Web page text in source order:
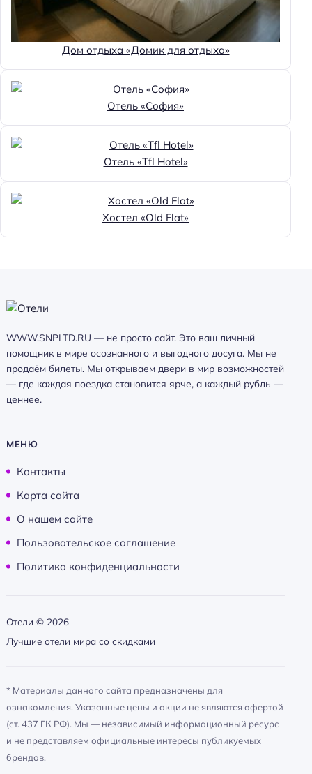
Дом отдыха «Домик для отдыха»
Отель «София»
Отель «Tfl Hotel»
Хостел «Old Flat»
WWW.SNPLTD.RU — не просто сайт. Это ваш личный
помощник в мире осознанного и выгодного досуга. Мы не
продаём билеты. Мы открываем двери в мир возможностей
— где каждая поездка становится ярче, а каждый рубль —
ценнее.
МЕНЮ
Контакты
Карта сайта
О нашем сайте
Пользовательское соглашение
Политика конфиденциальности
Отели © 2026
Лучшие отели мира со скидками
* Материалы данного сайта предназначены для
ознакомления. Указанные цены и акции не являются офертой
(ст. 437 ГК РФ). Мы — независимый информационный ресурс
и не представляем официальные интересы публикуемых
брендов.